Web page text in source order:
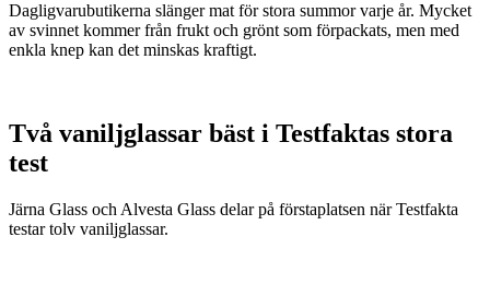
Dagligvarubutikerna slänger mat för stora summor varje år. Mycket
av svinnet kommer från frukt och grönt som förpackats, men med
enkla knep kan det minskas kraftigt.
Två vaniljglassar bäst i Testfaktas stora
test
Järna Glass och Alvesta Glass delar på förstaplatsen när Testfakta
testar tolv vaniljglassar.